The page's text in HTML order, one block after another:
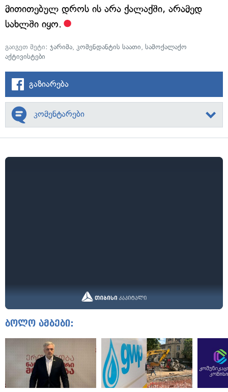
მითითებულ დროს ის არა ქალაქში, არამედ
სახლში იყო.
გაიგეთ მეტი: ჯარიმა, კომენდანტის საათი, სამოქალაქო
აქტივისტები
გაზიარება
კომენტარები
ბოლო ამბები: